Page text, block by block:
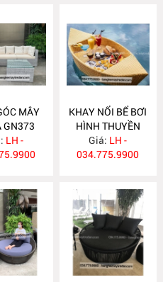
MÂY
GN373
LH -
KHAY NỔI BỂ BƠI
HÌNH THUYỀN
K11V
Giá: LH -
034.775.9900